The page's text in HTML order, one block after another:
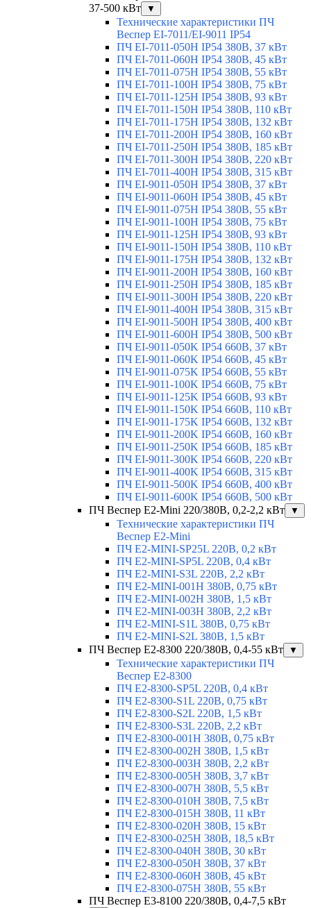
37-500 кВт
▼
Технические характеристики ПЧ
Веспер EI-7011/EI-9011 IP54
ПЧ EI-7011-050H IP54 380В, 37 кВт
ПЧ EI-7011-060H IP54 380В, 45 кВт
ПЧ EI-7011-075H IP54 380В, 55 кВт
ПЧ EI-7011-100H IP54 380В, 75 кВт
ПЧ EI-7011-125H IP54 380В, 93 кВт
ПЧ EI-7011-150H IP54 380В, 110 кВт
ПЧ EI-7011-175H IP54 380В, 132 кВт
ПЧ EI-7011-200H IP54 380В, 160 кВт
ПЧ EI-7011-250H IP54 380В, 185 кВт
ПЧ EI-7011-300H IP54 380В, 220 кВт
ПЧ EI-7011-400H IP54 380В, 315 кВт
ПЧ EI-9011-050H IP54 380В, 37 кВт
ПЧ EI-9011-060H IP54 380В, 45 кВт
ПЧ EI-9011-075H IP54 380В, 55 кВт
ПЧ EI-9011-100H IP54 380В, 75 кВт
ПЧ EI-9011-125H IP54 380В, 93 кВт
ПЧ EI-9011-150H IP54 380В, 110 кВт
ПЧ EI-9011-175H IP54 380В, 132 кВт
ПЧ EI-9011-200H IP54 380В, 160 кВт
ПЧ EI-9011-250H IP54 380В, 185 кВт
ПЧ EI-9011-300H IP54 380В, 220 кВт
ПЧ EI-9011-400H IP54 380В, 315 кВт
ПЧ EI-9011-500H IP54 380В, 400 кВт
ПЧ EI-9011-600H IP54 380В, 500 кВт
ПЧ EI-9011-050K IP54 660В, 37 кВт
ПЧ EI-9011-060K IP54 660В, 45 кВт
ПЧ EI-9011-075K IP54 660В, 55 кВт
ПЧ EI-9011-100K IP54 660В, 75 кВт
ПЧ EI-9011-125K IP54 660В, 93 кВт
ПЧ EI-9011-150K IP54 660В, 110 кВт
ПЧ EI-9011-175K IP54 660В, 132 кВт
ПЧ EI-9011-200K IP54 660В, 160 кВт
ПЧ EI-9011-250K IP54 660В, 185 кВт
ПЧ EI-9011-300K IP54 660В, 220 кВт
ПЧ EI-9011-400K IP54 660В, 315 кВт
ПЧ EI-9011-500K IP54 660В, 400 кВт
ПЧ EI-9011-600K IP54 660В, 500 кВт
ПЧ Веспер E2-Mini 220/380В, 0,2-2,2 кВт
▼
Технические характеристики ПЧ
Веспер E2-Mini
ПЧ E2-MINI-SP25L 220В, 0,2 кВт
ПЧ E2-MINI-SP5L 220В, 0,4 кВт
ПЧ E2-MINI-S3L 220В, 2,2 кВт
ПЧ E2-MINI-001H 380В, 0,75 кВт
ПЧ E2-MINI-002H 380В, 1,5 кВт
ПЧ E2-MINI-003H 380В, 2,2 кВт
ПЧ E2-MINI-S1L 380В, 0,75 кВт
ПЧ E2-MINI-S2L 380В, 1,5 кВт
ПЧ Веспер E2-8300 220/380В, 0,4-55 кВт
▼
Технические характеристики ПЧ
Веспер E2-8300
ПЧ E2-8300-SP5L 220В, 0,4 кВт
ПЧ E2-8300-S1L 220В, 0,75 кВт
ПЧ E2-8300-S2L 220В, 1,5 кВт
ПЧ E2-8300-S3L 220В, 2,2 кВт
ПЧ E2-8300-001H 380В, 0,75 кВт
ПЧ E2-8300-002H 380В, 1,5 кВт
ПЧ E2-8300-003H 380В, 2,2 кВт
ПЧ E2-8300-005H 380В, 3,7 кВт
ПЧ E2-8300-007H 380В, 5,5 кВт
ПЧ E2-8300-010H 380В, 7,5 кВт
ПЧ E2-8300-015H 380В, 11 кВт
ПЧ E2-8300-020H 380В, 15 кВт
ПЧ E2-8300-025H 380В, 18,5 кВт
ПЧ E2-8300-040H 380В, 30 кВт
ПЧ E2-8300-050H 380В, 37 кВт
ПЧ E2-8300-060H 380В, 45 кВт
ПЧ E2-8300-075H 380В, 55 кВт
ПЧ Веспер E3-8100 220/380В, 0,4-7,5 кВт